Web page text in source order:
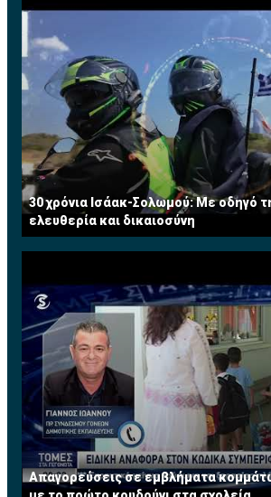
30 χρόνια Ισάακ-Σολωμού: Με οδηγό
ελευθερία και δικαιοσύνη
Απαγορεύσεις σε εμβλήματα